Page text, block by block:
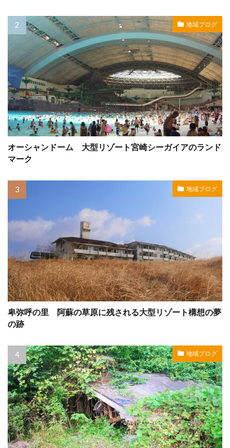
地域ブログ
オーシャンドーム 大型リゾート宮崎シーガイアのランド
マーク
地域ブログ
卑弥呼の里 阿蘇の草原に残される大型リゾート構想の夢
の跡
地域ブログ